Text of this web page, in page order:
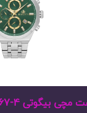
ساعت مچی بیگوتی BG.1.10566-5